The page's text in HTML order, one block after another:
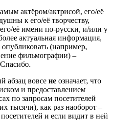
актёром/актрисой, его/её
к его/её творчеству,
её имени по-русски, и/или у
актуальная информация,
(например,
фильмографии) –
абзац вовсе не означает, что
и предоставлением
по запросам посетителей
тысячи), как раз наоборот –
и если видит в ней